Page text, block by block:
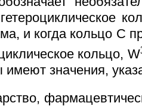
и когда кольцо С
кольцо, W
имеют значения,